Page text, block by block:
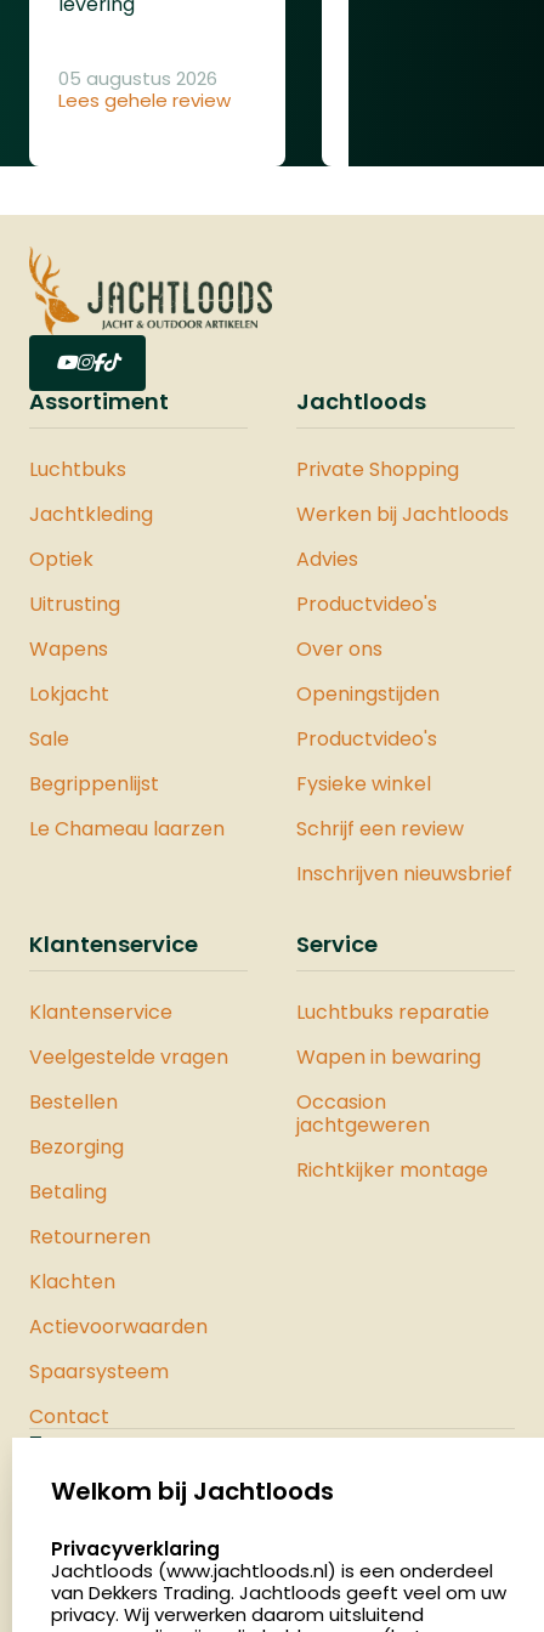
3 mmLengte: 340 mmGewicht: ca. 790
gWaterdichtheid: IP67
Lees gehele review
05 augustus 2026
Assortiment
Luchtbuks
Jachtkleding
Optiek
Uitrusting
Wapens
Lokjacht
Sale
Begrippenlijst
Le Chameau laarzen
Jachtloods
Private Shopping
Werken bij Jachtloods
Advies
Productvideo's
Over ons
Openingstijden
Productvideo's
Fysieke winkel
Schrijf een review
Inschrijven nieuwsbrief
Klantenservice
Klantenservice
Veelgestelde vragen
Bestellen
Bezorging
Betaling
Retourneren
Klachten
Actievoorwaarden
Spaarsysteem
Contact
Service
Luchtbuks reparatie
Wapen in bewaring
Occasion
jachtgeweren
Richtkijker montage
Palenrij 1
Nederland
4.8
Welkom bij Jachtloods
select language
Privacyverklaring
Jachtloods (www.jachtloods.nl) is een onderdeel
van Dekkers Trading. Jachtloods geeft veel om uw
privacy. Wij verwerken daarom uitsluitend